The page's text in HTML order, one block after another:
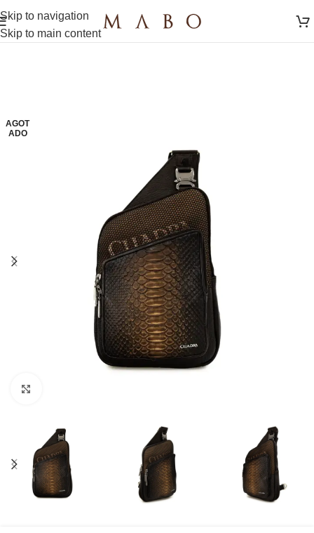
Skip to navigation
Skip to main content
AGOT
ADO